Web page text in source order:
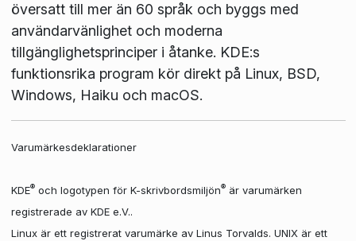
översatt till mer än 60 språk och byggs med
användarvänlighet och moderna
tillgänglighetsprinciper i åtanke. KDE:s
funktionsrika program kör direkt på Linux, BSD,
Windows, Haiku och macOS.
Varumärkesdeklarationer
KDE®och logotypen för K-skrivbordsmiljön®är varumärken
registrerade av KDE e.V..
Linux är ett registrerat varumärke av Linus Torvalds. UNIX är ett